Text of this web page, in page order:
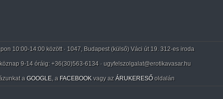
10:00-14:00 között · 1047, Budapest (külső) Váci út 19. 312-es iroda
9-14 óráig: +36(30)563-6134 · ugyfelszolgalat@erotikavasar.hu
a GOOGLE, a FACEBOOK vagy az ÁRUKERESŐ oldalán